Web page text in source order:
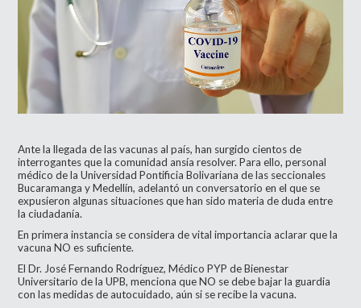
Ante la llegada de las vacunas al país, han surgido cientos de
interrogantes que la comunidad ansía resolver. Para ello, personal
médico de la Universidad Pontificia Bolivariana de las seccionales
Bucaramanga y Medellín, adelantó un conversatorio en el que se
expusieron algunas situaciones que han sido materia de duda entre
la ciudadanía.
En primera instancia se considera de vital importancia aclarar que la
vacuna NO es suficiente.
El Dr. José Fernando Rodríguez, Médico PYP de Bienestar
Universitario de la UPB, menciona que NO se debe bajar la guardia
con las medidas de autocuidado, aún si se recibe la vacuna.